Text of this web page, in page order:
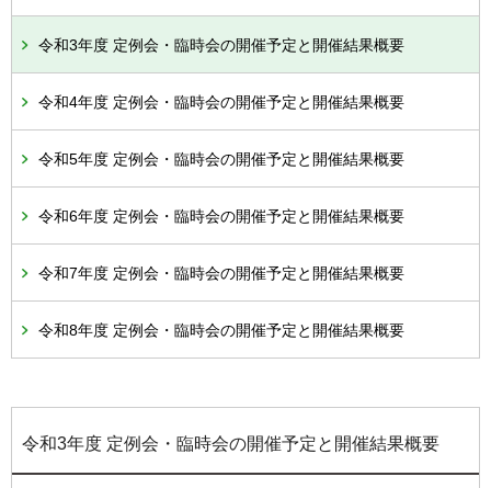
令和3年度 定例会・臨時会の開催予定と開催結果概要
令和4年度 定例会・臨時会の開催予定と開催結果概要
令和5年度 定例会・臨時会の開催予定と開催結果概要
令和6年度 定例会・臨時会の開催予定と開催結果概要
令和7年度 定例会・臨時会の開催予定と開催結果概要
令和8年度 定例会・臨時会の開催予定と開催結果概要
令和3年度 定例会・臨時会の開催予定と開催結果概要